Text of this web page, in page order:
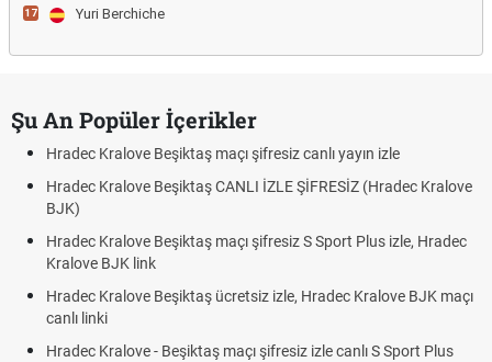
17 Yuri Berchiche
Şu An Popüler İçerikler
Hradec Kralove Beşiktaş maçı şifresiz canlı yayın izle
Hradec Kralove Beşiktaş CANLI İZLE ŞİFRESİZ (Hradec Kralove
BJK)
Hradec Kralove Beşiktaş maçı şifresiz S Sport Plus izle, Hradec
Kralove BJK link
Hradec Kralove Beşiktaş ücretsiz izle, Hradec Kralove BJK maçı
canlı linki
Hradec Kralove - Beşiktaş maçı şifresiz izle canlı S Sport Plus